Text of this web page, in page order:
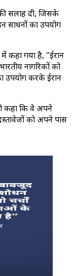
सलाह दी, जिसके
साधनों का उपयोग
में कहा गया है, "ईरान
नागरिकों को
उपयोग करके ईरान
कहा कि वे अपने
को अपने पास